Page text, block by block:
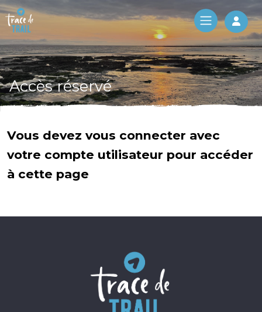
Log
Accès réservé
Vous devez vous connecter avec
votre compte utilisateur pour accéder
à cette page